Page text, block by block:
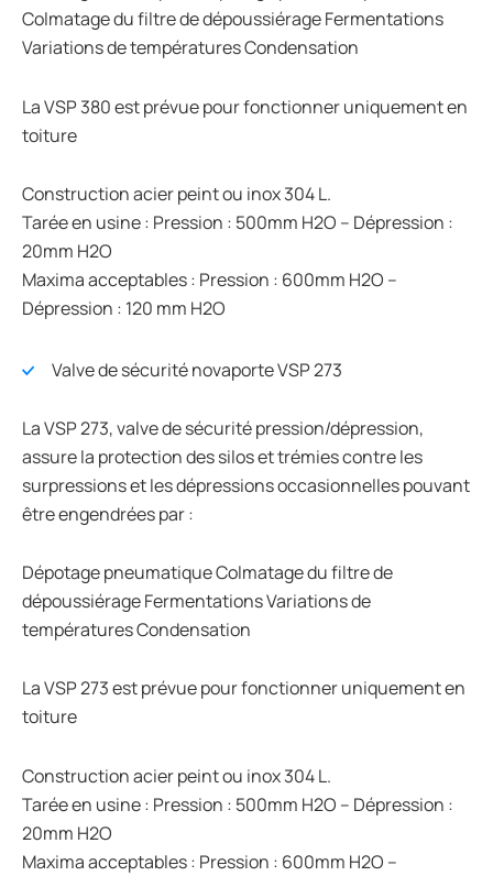
Colmatage du filtre de dépoussiérage Fermentations
Variations de températures Condensation
La VSP 380 est prévue pour fonctionner uniquement en
toiture
Construction acier peint ou inox 304 L.
Tarée en usine : Pression : 500mm H2O – Dépression :
20mm H2O
Maxima acceptables : Pression : 600mm H2O –
Dépression : 120 mm H2O
Valve de sécurité novaporte VSP 273
La VSP 273, valve de sécurité pression/dépression,
assure la protection des silos et trémies contre les
surpressions et les dépressions occasionnelles pouvant
être engendrées par :
Dépotage pneumatique Colmatage du filtre de
dépoussiérage Fermentations Variations de
températures Condensation
La VSP 273 est prévue pour fonctionner uniquement en
toiture
Construction acier peint ou inox 304 L.
Tarée en usine : Pression : 500mm H2O – Dépression :
20mm H2O
Maxima acceptables : Pression : 600mm H2O –